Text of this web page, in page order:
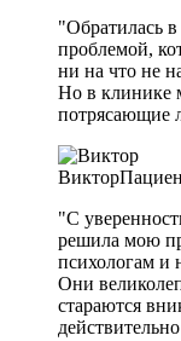
"Обратилась
проблемой,
ни на что не
Но в клинике
потрясающие
Виктор
"С
решила мою
психологам и
Они
стараются